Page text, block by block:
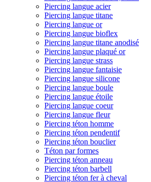
Piercing langue acier
Piercing langue titane
Piercing langue or
Piercing langue bioflex
Piercing langue titane anodisé
Piercing langue plaqué or
Piercing langue strass
Piercing langue fantaisie
Piercing langue silicone
Piercing langue boule
Piercing langue étoile
Piercing langue coeur
Piercing langue fleur
Piercing téton homme
Piercing téton pendentif
Piercing téton bouclier
Téton par formes
Piercing téton anneau
Piercing téton barbell
Piercing téton fer à cheval